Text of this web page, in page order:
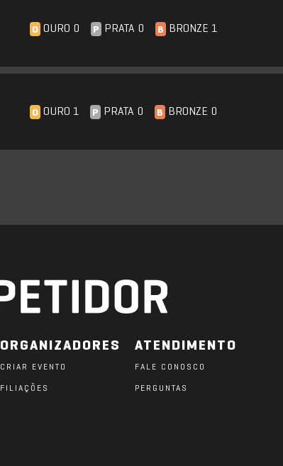
O OURO 0 P PRATA 0 B BRONZE 1
O OURO 1 P PRATA 0 B BRONZE 0
ORGANIZADORES
CRIAR EVENTO
FILIAÇÕES
ATENDIMENTO
FALE CONOSCO
PERGUNTAS